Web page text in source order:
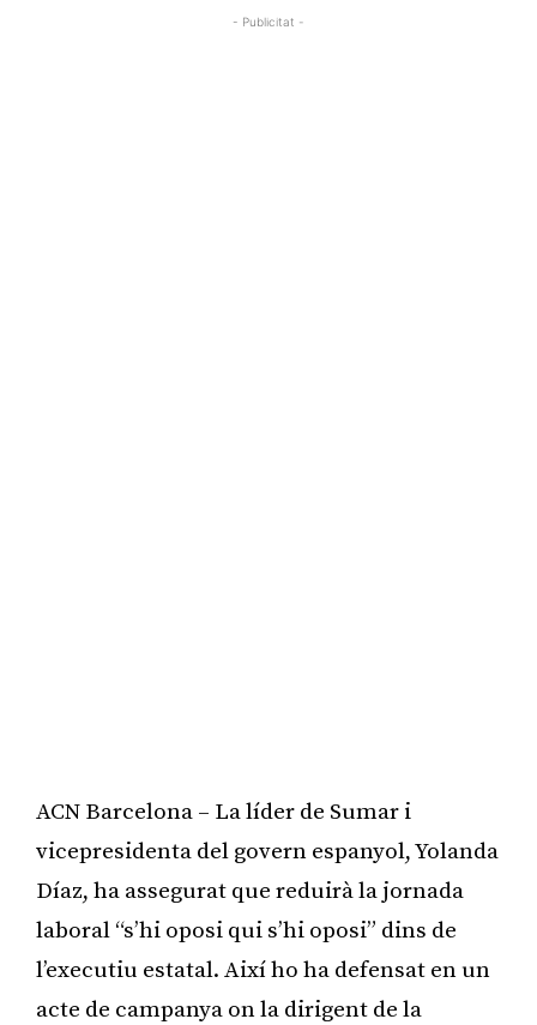
- Publicitat -
ACN Barcelona – La líder de Sumar i
vicepresidenta del govern espanyol, Yolanda
Díaz, ha assegurat que reduirà la jornada
laboral “s’hi oposi qui s’hi oposi” dins de
l’executiu estatal. Així ho ha defensat en un
acte de campanya on la dirigent de la